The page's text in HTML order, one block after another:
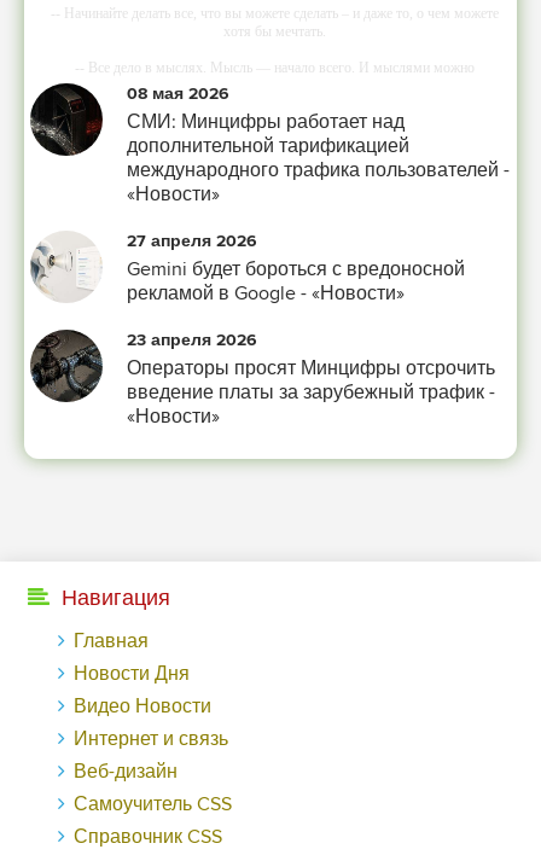
-- Начинайте делать все, что вы можете сделать – и даже то, о чем можете
хотя бы мечтать.
-- Все дело в мыслях. Мысль — начало всего. И мыслями можно
управлять. И поэтому главное дело совершенствования: работать над
-- Идите уверенно по направлению к мечте. Живите той жизнью, которую
вы сами себе придумали.
-- Самое большое богатство — это ум. Самая большая нищета — глупость.
-- Лучшее, что можно сделать с хорошим советом, это пропустить его мимо
ушей. Он никогда не бывает полезен никому, кроме того, кто его дал.
-- Люблю давать советы и очень не люблю, когда их дают мне.
08 мая 2026
СМИ: Минцифры работает над
дополнительной тарификацией
международного трафика пользователей -
«Новости»
27 апреля 2026
Gemini будет бороться с вредоносной
рекламой в Google - «Новости»
23 апреля 2026
Операторы просят Минцифры отсрочить
введение платы за зарубежный трафик -
«Новости»
Навигация
Главная
Новости Дня
Видео Новости
Интернет и связь
Веб-дизайн
Самоучитель CSS
Справочник CSS